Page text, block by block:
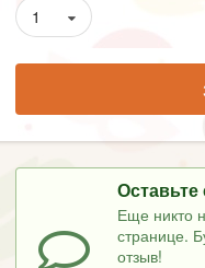
1
Еще никто
странице.
отзыв!